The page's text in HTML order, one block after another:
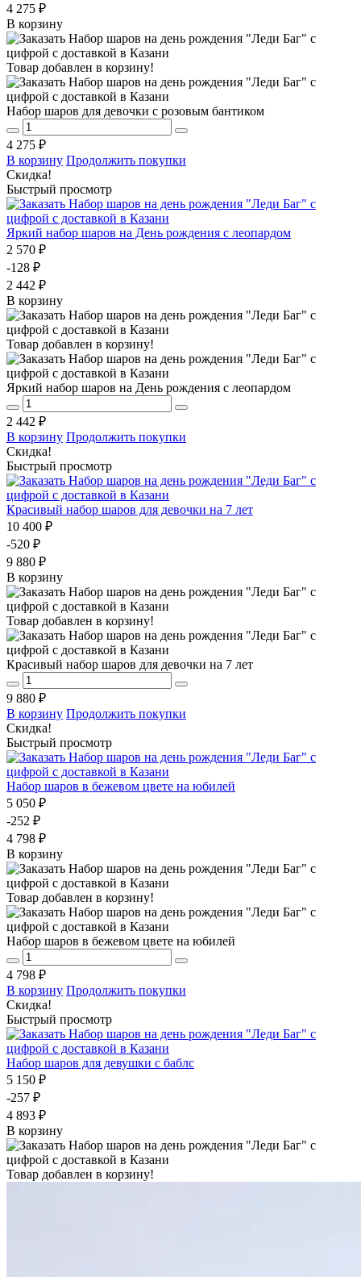
4 275 ₽
В корзину
Товар добавлен в корзину!
Набор шаров для девочки с розовым бантиком
4 275 ₽
В корзину Продолжить покупки
Скидка!
Быстрый просмотр
Яркий набор шаров на День рождения с леопардом
2 570 ₽
-128 ₽
2 442 ₽
В корзину
Товар добавлен в корзину!
Яркий набор шаров на День рождения с леопардом
2 442 ₽
В корзину Продолжить покупки
Скидка!
Быстрый просмотр
Красивый набор шаров для девочки на 7 лет
10 400 ₽
-520 ₽
9 880 ₽
В корзину
Товар добавлен в корзину!
Красивый набор шаров для девочки на 7 лет
9 880 ₽
В корзину Продолжить покупки
Скидка!
Быстрый просмотр
Набор шаров в бежевом цвете на юбилей
5 050 ₽
-252 ₽
4 798 ₽
В корзину
Товар добавлен в корзину!
Набор шаров в бежевом цвете на юбилей
4 798 ₽
В корзину Продолжить покупки
Скидка!
Быстрый просмотр
Набор шаров для девушки с баблс
5 150 ₽
-257 ₽
4 893 ₽
В корзину
Товар добавлен в корзину!